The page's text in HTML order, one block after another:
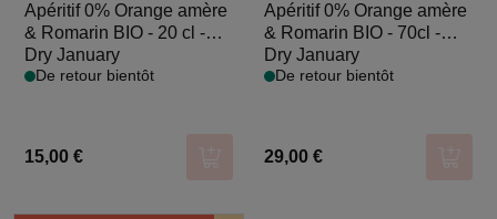
Apéritif 0% Orange amère
& Romarin BIO - 20 cl -
Jardins
Dry January
De retour bientôt
15,00 € Ajouter au panier
Apéritif 0% Orange amère
& Romarin BIO - 70cl -
Jardins
Dry January
De retour bientôt
29,00 €